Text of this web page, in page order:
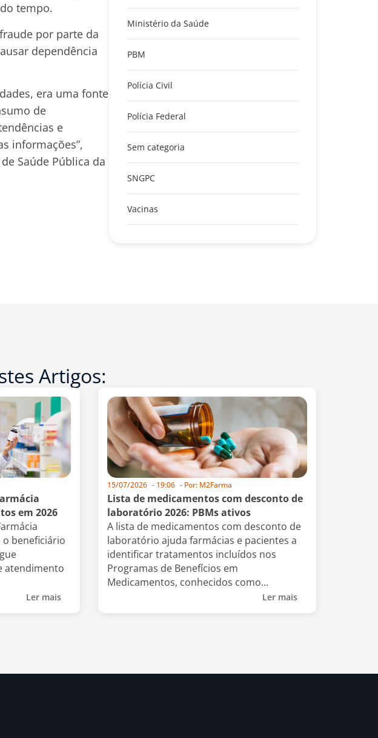
tempo.
por parte da
dependência
era uma fonte
de
e
informações”,
Saúde Pública da
Ministério da Saúde
PBM
Polícia Civil
Polícia Federal
Sem categoria
SNGPC
Vacinas
Artigos:
em 2026
beneficiário
atendimento
Ler mais
15/07/2026 - 19:06 - Por: M2Farma
Lista de medicamentos com desconto de
laboratório 2026: PBMs ativos
A lista de medicamentos com desconto de
laboratório ajuda farmácias e pacientes a
identificar tratamentos incluídos nos
Programas de Benefícios em
Medicamentos, conhecidos como...
Ler mais